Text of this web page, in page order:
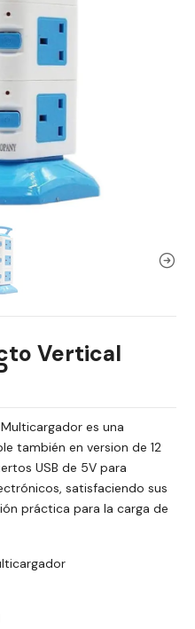
Vertical
es una
también en version de 12
USB de 5V para
satisfaciendo sus
práctica para la carga de